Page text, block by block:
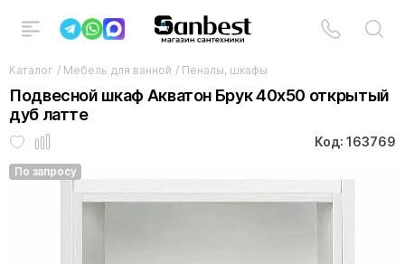
Каталог / Мебель для ванной / Пеналы, шкафы
Подвесной шкаф Акватон Брук 40х50 открытый
дуб латте
Код: 163769
По запросу